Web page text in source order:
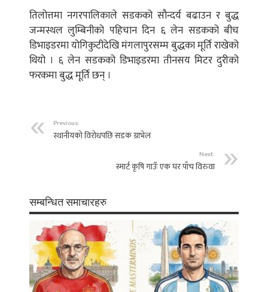
तिलोत्तमा नगरपालिकाले सडकको सौन्दर्य बढाउन र बुद्ध
जन्मस्थल लुम्बिनीको पहिचान दिन ६ लेन सडकको बीच
डिभाइडरमा योगिकुटीदेखि मंगलापुरसम्म बुद्धका मूर्ति राखेको
थियो । ६ लेन सडकको डिभाइडरमा तीनसय मिटर दुरीको
फरकमा बुद्ध मूर्ति छन् ।
Previous:
स्थानीयको विरोधपछि सडक ग्राभेल
Next:
स्मार्ट कृषि गाउँः एक घर पाँच विरुवा
सम्बन्धित समाचारहरु